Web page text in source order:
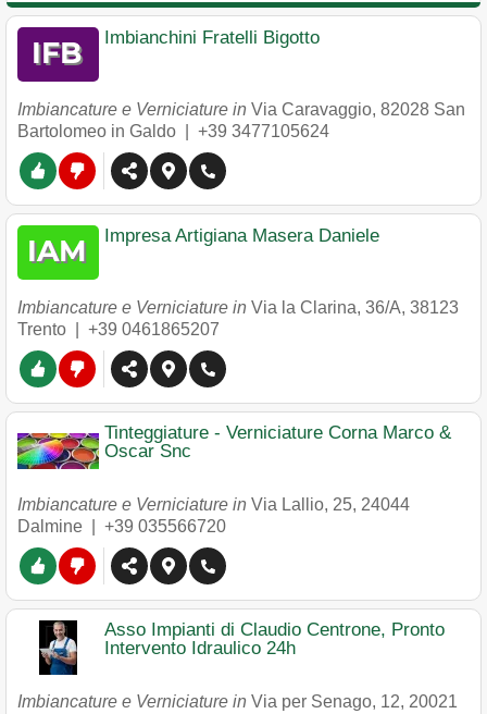
Imbianchini Fratelli Bigotto
Imbiancature e Verniciature in Via Caravaggio, 82028 San
Bartolomeo in Galdo
+39 3477105624
Impresa Artigiana Masera Daniele
Imbiancature e Verniciature in Via la Clarina, 36/A, 38123
Trento
+39 0461865207
Tinteggiature - Verniciature Corna Marco &
Oscar Snc
Imbiancature e Verniciature in Via Lallio, 25, 24044
Dalmine
+39 035566720
Asso Impianti di Claudio Centrone, Pronto
Intervento Idraulico 24h
Imbiancature e Verniciature in Via per Senago, 12, 20021